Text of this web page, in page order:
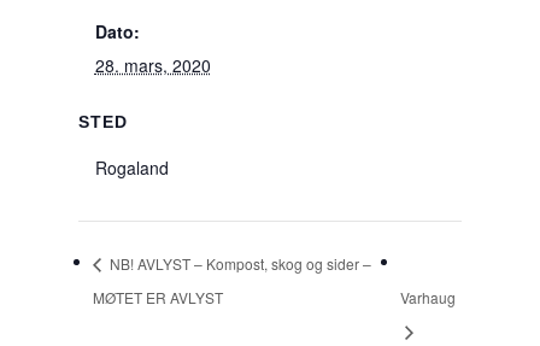
Dato:
28. mars, 2020
STED
Rogaland
NB! AVLYST – Kompost, skog og sider –
MØTET ER AVLYST
Varhaug